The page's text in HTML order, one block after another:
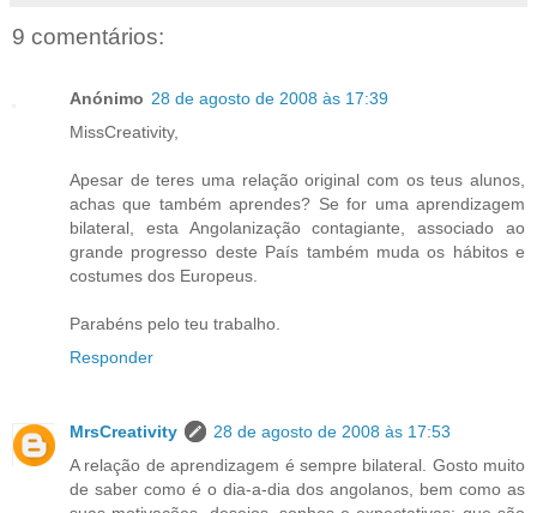
9 comentários:
Anónimo 28 de agosto de 2008 às 17:39
MissCreativity,
Apesar de teres uma relação original com os teus alunos,
achas que também aprendes? Se for uma aprendizagem
bilateral, esta Angolanização contagiante, associado ao
grande progresso deste País também muda os hábitos e
costumes dos Europeus.
Parabéns pelo teu trabalho.
Responder
MrsCreativity
28 de agosto de 2008 às 17:53
A relação de aprendizagem é sempre bilateral. Gosto muito
de saber como é o dia-a-dia dos angolanos, bem como as